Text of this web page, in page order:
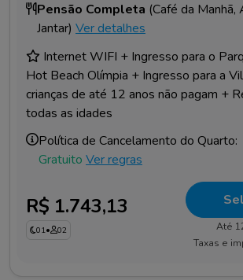
Pensão Completa (Café da Manhã,
Jantar) Ver detalhes
Internet WIFI + Ingresso para o
Hot Beach Olímpia + Ingresso para a
crianças de até 12 anos não pagam +
todas as idades
Política de Cancelamento do Quarto:
Gratuito Ver regras
R$ 1.743,13
01• 02
Até
Taxas e